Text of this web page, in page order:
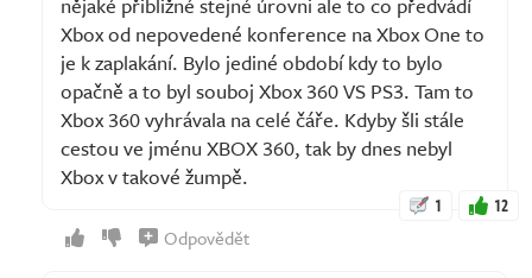
Xbox od nepovedené konference na Xbox One to
je k zaplakání. Bylo jediné období kdy to bylo
opačně a to byl souboj Xbox 360 VS PS3. Tam to
Xbox 360 vyhrávala na celé čáře. Kdyby šli stále
cestou ve jménu XBOX 360, tak by dnes nebyl
Xbox v takové žumpě.
1 12
Odpovědět